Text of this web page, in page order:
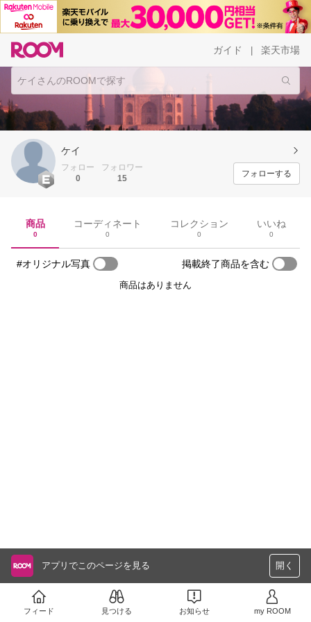
ガイド 楽天市場
ケイ
フォロー
0
フォロワー
15
フォローする
商品
0
コーディネート
0
コレクション
0
いいね
0
#オリジナル写真 掲載終了商品を含む
商品はありません
アプリでこのページを見る 開く
フィード 見つける お知らせ my ROOM